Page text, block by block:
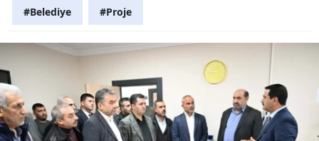
#Belediye #Proje